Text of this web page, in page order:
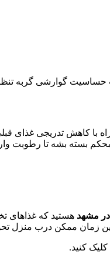
حساسیت گوارشی گربه
کاهش تدریجی غذای قبلی
بسته بشه تا رطوبت
مشهد هستید که غذاهای
زمان ممکن درب منزل
کنید.